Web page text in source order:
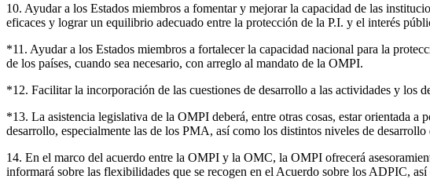
10. Ayudar a los Estados miembros a fomentar y mejorar la capacidad de las
eficaces y lograr un equilibrio adecuado entre la protección de la P.I. y el interés
*11. Ayudar a los Estados miembros a fortalecer la capacidad nacional para la
de los países, cuando sea necesario, con arreglo al mandato de la OMPI.
*12. Facilitar la incorporación de las cuestiones de desarrollo a las actividades y los
*13. La asistencia legislativa de la OMPI deberá, entre otras cosas, estar orientada a
desarrollo, especialmente las de los PMA, así como los distintos niveles de
14. En el marco del acuerdo entre la OMPI y la OMC, la OMPI ofrecerá
informará sobre las flexibilidades que se recogen en el Acuerdo sobre los ADPIC,